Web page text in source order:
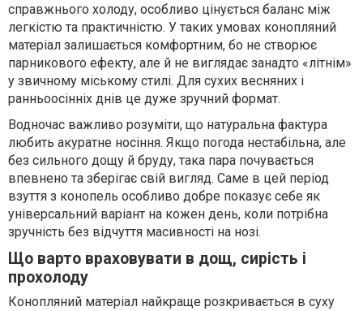
справжнього холоду, особливо цінується баланс між
легкістю та практичністю. У таких умовах конопляний
матеріал залишається комфортним, бо не створює
парникового ефекту, але й не виглядає занадто «літнім»
у звичному міському стилі. Для сухих весняних і
ранньоосінніх днів це дуже зручний формат.
Водночас важливо розуміти, що натуральна фактура
любить акуратне носіння. Якщо погода нестабільна, але
без сильного дощу й бруду, така пара почувається
впевнено та зберігає свій вигляд. Саме в цей період
взуття з конопель особливо добре показує себе як
універсальний варіант на кожен день, коли потрібна
зручність без відчуття масивності на нозі.
Що варто враховувати в дощ, сирість і
прохолоду
Конопляний матеріал найкраще розкривається в суху